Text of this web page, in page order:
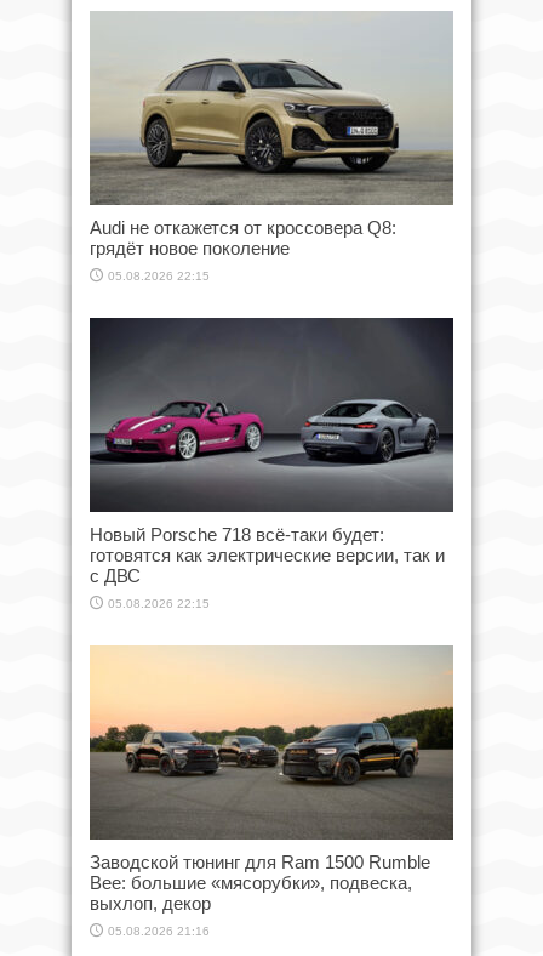
Audi не откажется от кроссовера Q8:
грядёт новое поколение
05.08.2026 22:15
Новый Porsche 718 всё-таки будет:
готовятся как электрические версии, так и
с ДВС
05.08.2026 22:15
Заводской тюнинг для Ram 1500 Rumble
Bee: большие «мясорубки», подвеска,
выхлоп, декор
05.08.2026 21:16